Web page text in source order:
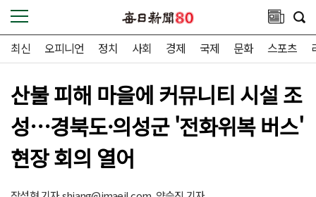
최신 오피니언 정치 사회 경제 국제 문화 스포츠
산불 피해 마을에 커뮤니티 시설 조
성…경북도·의성군 '전화위복 버스'
현장 회의 열어